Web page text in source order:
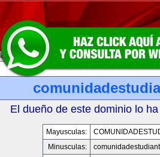
El dueño de este dominio lo
Mayusculas:
Minusculas: